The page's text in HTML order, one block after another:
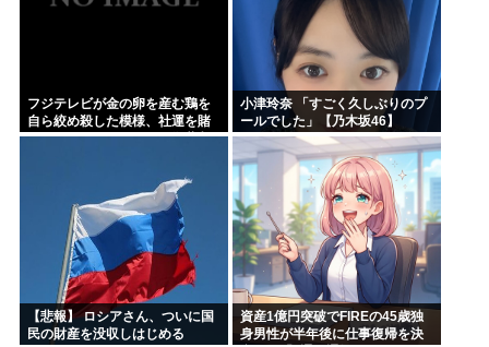
フジテレビが金の卵を産む鶏を
自ら絞め殺した模様、社運を賭
けたドル箱コンテンツが御蔵入
小津玲奈 「すごく久しぶりのプ
ールでした」【乃木坂46】
【悲報】 ロシアさん、ついに国
民の財産を没収しはじめる
資産1億円突破でFIREの45歳独
身男性が半年後に仕事復帰を決